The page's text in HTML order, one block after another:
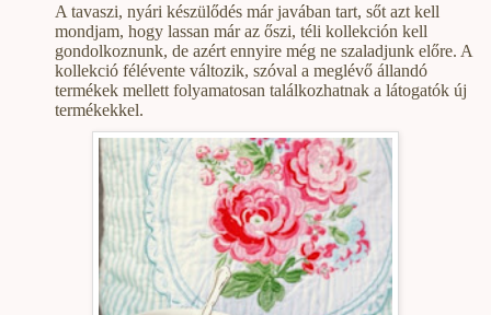
A tavaszi, nyári készülődés már javában tart, sőt azt kell
mondjam, hogy lassan már az őszi, téli kollekción kell
gondolkoznunk, de azért ennyire még ne szaladjunk előre. A
kollekció félévente változik, szóval a meglévő állandó
termékek mellett folyamatosan találkozhatnak a látogatók új
termékekkel.